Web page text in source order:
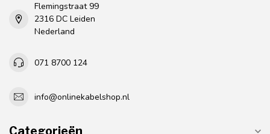
Flemingstraat 99
2316 DC Leiden
Nederland
071 8700 124
info@onlinekabelshop.nl